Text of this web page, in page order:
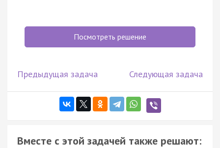
Посмотреть решение
Предыдущая задача Следующая задача
Вместе с этой задачей также решают: